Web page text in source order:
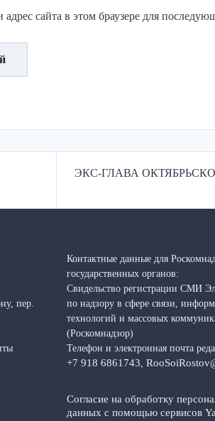
сайта в этом браузере для
ЭКС-ГЛАВА
пер.
Контактные данные для
государственных органов:
Свидельство регистрации СМИ
по надзору в сфере связи,
технологий и массовых
(Роскомнадзор)
Телефон и электронная почта
+7 918 6861743
Согласие на обработку
данных с помощью сервисов